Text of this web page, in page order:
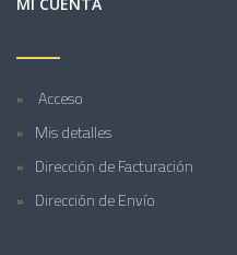
MI CUENTA
Acceso
Mis detalles
Dirección de Facturación
Dirección de Envío